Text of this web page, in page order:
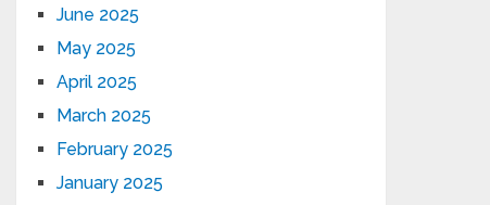
June 2025
May 2025
April 2025
March 2025
February 2025
January 2025